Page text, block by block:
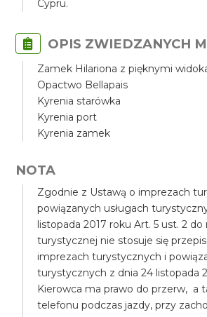
Cypru.
OPIS ZWIEDZANYCH
Zamek Hilariona z pięknymi
Opactwo Bellapais
Kyrenia starówka
Kyrenia port
Kyrenia zamek
NOTA
Zgodnie z Ustawą o imprezach
powiązanych usługach
listopada 2017 roku Art. 5 ust. 2 do
turystycznej nie stosuje się
imprezach turystycznych i
turystycznych z dnia 24 listopada
Kierowca ma prawo do przerw, a
telefonu podczas jazdy, przy